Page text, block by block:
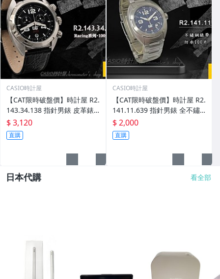
CASIO時計屋
【CAT限時破盤價】時計屋 R2.
143.34.138 指針男錶 皮革錶
帶 視距儀功能 防水100米
$ 3,120
直購
CASIO時計屋
【CAT限時破盤價】時計屋 R2.
141.11.639 指針男錶 全不鏽
鋼 防水100米 日期顯示
$ 2,000
直購
日本代購 看全部